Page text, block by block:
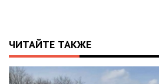
ЧИТАЙТЕ ТАКЖЕ